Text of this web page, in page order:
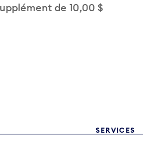
de 10,00 $
SERVICES